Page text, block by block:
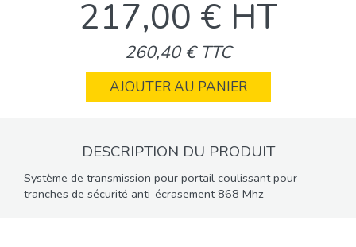
217,00 € HT
260,40 € TTC
AJOUTER AU PANIER
DESCRIPTION DU PRODUIT
Système de transmission pour portail coulissant pour
tranches de sécurité anti-écrasement 868 Mhz